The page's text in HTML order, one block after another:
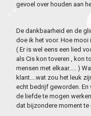
gevoel over houden aan
De dankbaarheid en de
doe ik het voor. Hoe mooi
( Er is wel eens een lied
als Cis kon toveren , kon
mensen met elkaar….. )
klant….wat zou het leuk
echt bedrijf geworden.
de liefde te mogen
dat bijzondere moment te